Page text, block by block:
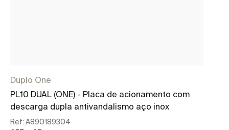
Duplo One
PL10 DUAL (ONE) - Placa de acionamento com
descarga dupla antivandalismo aço inox
Ref: A890189304